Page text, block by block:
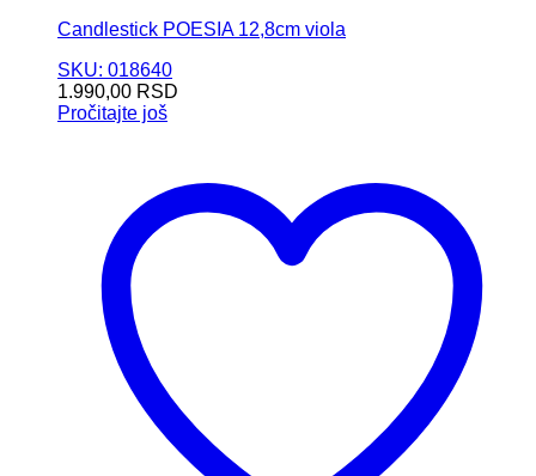
Candlestick POESIA 12,8cm viola
SKU: 018640
1.990,00 RSD
Pročitajte još